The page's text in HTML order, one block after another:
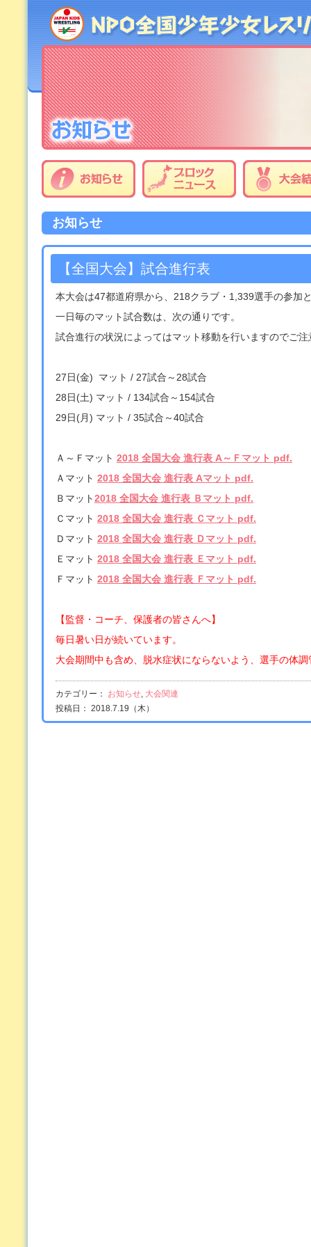
お知らせ
【全国大会】試合進行表
本大会は47都道府県から、218クラブ・1,339選手の参加
一日毎のマット試合数は、次の通りです。
試合進行の状況によってはマット移動を行いますのでご
27日(金) マット / 27試合～28試合
28日(土) マット / 134試合～154試合
29日(月) マット / 35試合～40試合
Ａ～Ｆマット 2018 全国大会 進行表 A～Ｆマット pdf.
Ａマット 2018 全国大会 進行表 Aマット pdf.
Ｂマット2018 全国大会 進行表 Ｂマット pdf.
Ｃマット 2018 全国大会 進行表 Ｃマット pdf.
Ｄマット 2018 全国大会 進行表 Ｄマット pdf.
Ｅマット 2018 全国大会 進行表 Ｅマット pdf.
Ｆマット 2018 全国大会 進行表 Ｆマット pdf.
【監督・コーチ、保護者の皆さんへ】
毎日暑い日が続いています。
大会期間中も含め、脱水症状にならないよう、選手の体
カテゴリー： お知らせ, 大会関連
投稿日： 2018.7.19（木）